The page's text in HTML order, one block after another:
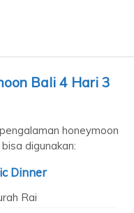
Bali 4 Hari 3
honeymoon
digunakan:
Dinner
Rai